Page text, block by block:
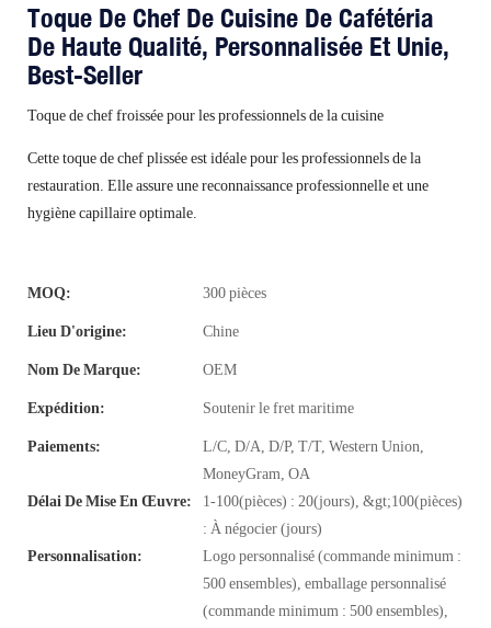
Toque De Chef De Cuisine De Cafétéria
De Haute Qualité, Personnalisée Et Unie,
Best-Seller
Toque de chef froissée pour les professionnels de la cuisine
Cette toque de chef plissée est idéale pour les professionnels de la
restauration. Elle assure une reconnaissance professionnelle et une
hygiène capillaire optimale.
MOQ: 300 pièces
Lieu D'origine: Chine
Nom De Marque: OEM
Expédition: Soutenir le fret maritime
Paiements:
L/C, D/A, D/P, T/T, Western Union,
MoneyGram, OA
Délai De Mise En Œuvre:
1-100(pièces) : 20(jours), &gt;100(pièces)
: À négocier (jours)
Personnalisation:
Logo personnalisé (commande minimum :
500 ensembles), emballage personnalisé
(commande minimum : 500 ensembles),